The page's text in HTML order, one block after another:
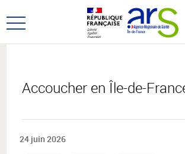
au
menu
au
contenu
Ouvrir
Accoucher en Île-de-
24 juin 2026